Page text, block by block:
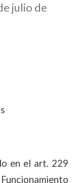
julio de
en el art. 229